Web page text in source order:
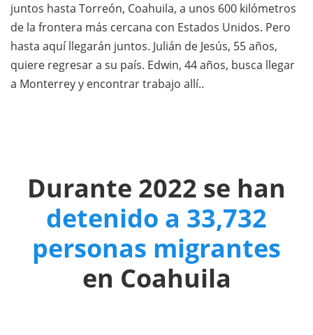
juntos hasta Torreón, Coahuila, a unos 600 kilómetros
de la frontera más cercana con Estados Unidos. Pero
hasta aquí llegarán juntos. Julián de Jesús, 55 años,
quiere regresar a su país. Edwin, 44 años, busca llegar
a Monterrey y encontrar trabajo allí..
Durante 2022 se han
detenido a 33,732
personas migrantes
en Coahuila